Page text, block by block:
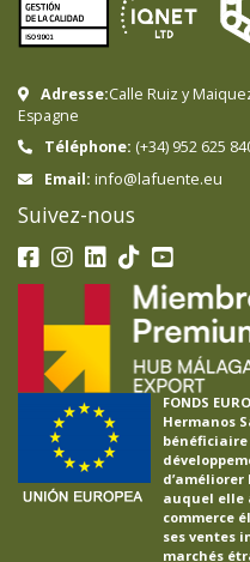
Adresse:Calle Ruiz y
Espagne
Téléphone: (+34) 952 625
Email: info@lafuente.eu
Suivez-nous
FONDS
Hermanos
bénéficiaire
auquel elle
commerce
ses ventes
marchés